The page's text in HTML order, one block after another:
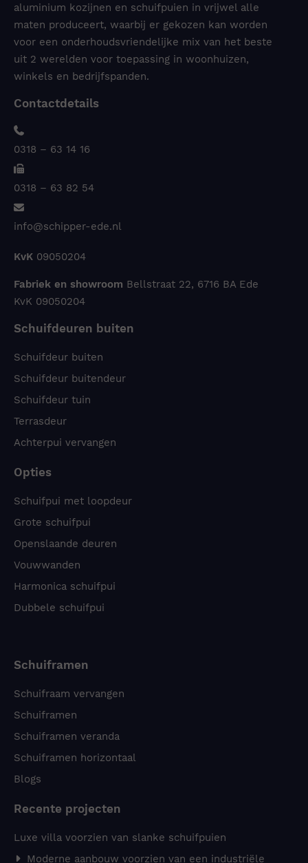
aluminium kozijnen en schuifpuien in vrijwel alle
maten produceert, waarbij er gekozen kan worden
voor een onderhoudsvriendelijke mix van het beste
uit 2 werelden voor toepassing in woonhuizen,
winkels en bedrijfspanden.
Contactdetails
0318 – 63 14 16
0318 – 63 82 54
info@schipper-ede.nl
KvK 09050204
Fabriek en showroom Bellstraat 22, 6716 BA Ede
KvK 09050204
Schuifdeuren buiten
Schuifdeur buiten
Schuifdeur buitendeur
Schuifdeur tuin
Terrasdeur
Achterpui vervangen
Opties
Schuifpui met loopdeur
Grote schuifpui
Openslaande deuren
Vouwwanden
Harmonica schuifpui
Dubbele schuifpui
Schuiframen
Schuifraam vervangen
Schuiframen
Schuiframen veranda
Schuiframen horizontaal
Blogs
Recente projecten
Luxe villa voorzien van slanke schuifpuien
Moderne aanbouw voorzien van een industriële